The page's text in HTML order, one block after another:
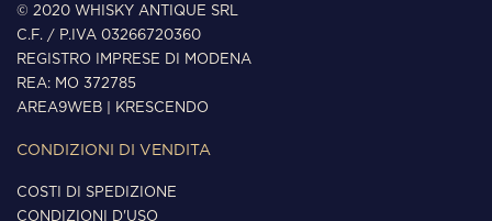
© 2020 WHISKY ANTIQUE SRL
C.F. / P.IVA 03266720360
REGISTRO IMPRESE DI MODENA
REA: MO 372785
AREA9WEB
KRESCENDO
CONDIZIONI DI VENDITA
COSTI DI SPEDIZIONE
CONDIZIONI D'USO